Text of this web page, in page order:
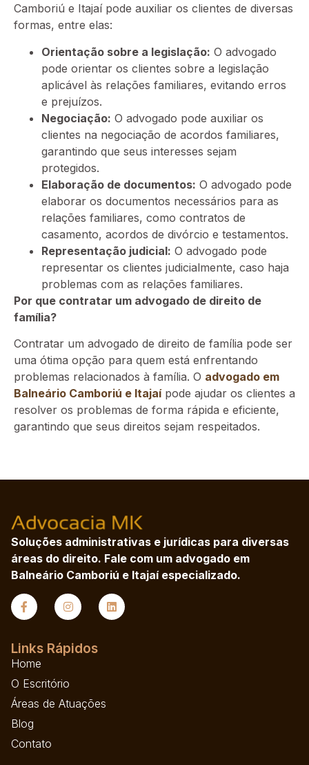
Camboriú e Itajaí pode auxiliar os clientes de diversas
formas, entre elas:
Orientação sobre a legislação: O advogado
pode orientar os clientes sobre a legislação
aplicável às relações familiares, evitando erros
e prejuízos.
Negociação: O advogado pode auxiliar os
clientes na negociação de acordos familiares,
garantindo que seus interesses sejam
protegidos.
Elaboração de documentos: O advogado pode
elaborar os documentos necessários para as
relações familiares, como contratos de
casamento, acordos de divórcio e testamentos.
Representação judicial: O advogado pode
representar os clientes judicialmente, caso haja
problemas com as relações familiares.
Por que contratar um advogado de direito de
família?
Contratar um advogado de direito de família pode ser
uma ótima opção para quem está enfrentando
problemas relacionados à família. O advogado em
Balneário Camboriú e Itajaípode ajudar os clientes a
resolver os problemas de forma rápida e eficiente,
garantindo que seus direitos sejam respeitados.
Soluções administrativas e jurídicas para diversas
áreas do direito. Fale com um advogado em
Balneário Camboriú e Itajaí especializado.
Links Rápidos
Home
O Escritório
Áreas de Atuações
Blog
Contato